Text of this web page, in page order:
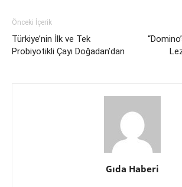
Önceki İçerik
Türkiye’nin İlk ve Tek
Probiyotikli Çayı Doğadan’dan
Gıda Haberi